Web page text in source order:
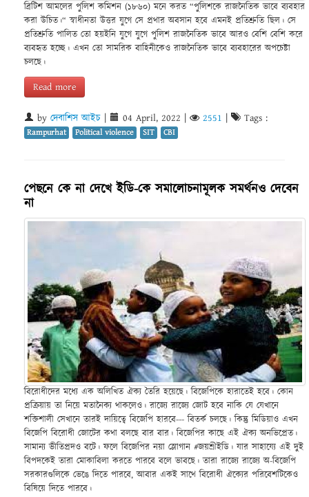
ব্রিটিশ আমলের পুলিশ কমিশন (১৮৬০) মনে করত “পুলিশকে রাজনৈতিক ভাবে ব্যবহার
করা উচিত।“ স্বাধীনতা উত্তর যুগে সে প্রথার অবসান হবে এমনই প্রতিশ্রুতি ছিল। সে
প্রতিশ্রুতি পালিত তো হয়ইনি যুগে যুগে পুলিশ রাজনৈতিক ভাবে আরও বেশি বেশি করে
ব্যবহৃত হচ্ছে। এখন তো সামরিক বাহিনীকেও রাজনৈতিক ভাবে ব্যবহারের অপচেষ্টা
চলছে।
Read more
by দেবাশিস আইচ 04 April, 2022 2551 Tags :
Rampurhat Political violence SIT CBI
পেছনে কে না দেখে ইডি-কে সমালোচনামূলক সমর্থনও দেবেন
না
বিরোধীদের মধ্যে এক অলিখিত ঐক্য তৈরি হয়েছে। বিজেপিকে হারাতেই হবে। কোন
প্রক্রিয়ায় তা নিয়ে মতানৈক্য থাকলেও। রাজ্যে রাজ্যে জোট হবে নাকি যে যেখানে
শক্তিশালী সেখানে তারই দায়িত্বে বিজেপি হারবে--- বিতর্ক চলছে। কিন্তু মিডিয়াও এখন
বিজেপি বিরোধী জোটের কথা বলছে বার বার। বিজেপির কাছে এই ঐক্য অনভিপ্রেত।
সামান্য ভীতিপ্রদও বটে। ফলে বিজেপির নয়া স্লোগান #জয়শ্রীইডি। যার সাহায্যে এই দুই
বিপদকেই তারা মোকাবিলা করতে পারবে বলে ভাবছে। তারা রাজ্যে রাজ্যে অ-বিজেপি
সরকারগুলিকে ভেঙে দিতে পারবে, আবার একই সাথে বিরোধী ঐক্যের পরিবেশটিকেও
বিষিয়ে দিতে পারবে।